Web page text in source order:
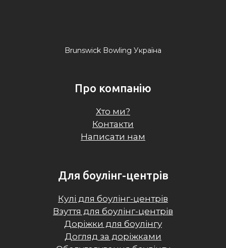
Brunswick Bowling Україна
Про компанію
Хто ми?
Контакти
Написати нам
Для боулінг-центрів
Кулі для боулінг-центрів
Взуття для боулінг-центрів
Доріжки для боулінгу
Догляд за доріжками